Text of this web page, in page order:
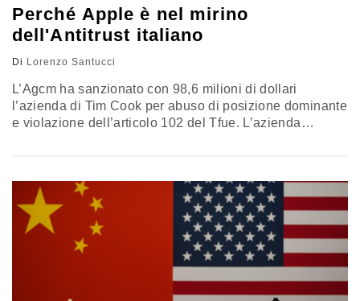
Perché Apple è nel mirino
dell'Antitrust italiano
Di Lorenzo Santucci
L’Agcm ha sanzionato con 98,6 milioni di dollari
l’azienda di Tim Cook per abuso di posizione dominante
e violazione dell’articolo 102 del Tfue. L’azienda